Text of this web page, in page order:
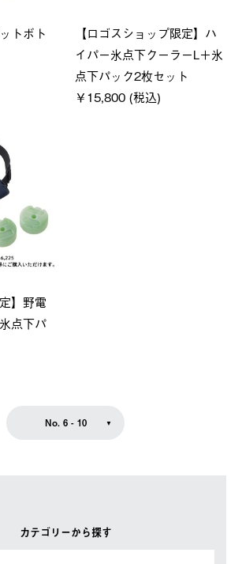
カテゴリーから探す
トボト
【ロゴスショップ限定】ハ
イパー氷点下クーラーL＋氷
点下パック2枚セット
￥15,800 (税込)
】野電
点下パ
No. 6 - 10